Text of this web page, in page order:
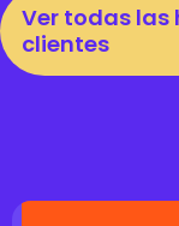
Ver todas las
clientes